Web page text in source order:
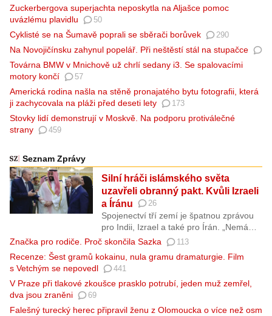
v atmosféře energie dostatek, bude
chybět „spouštěč“, vysvětlují
meteorologové.
Zuckerbergova superjachta neposkytla na Aljašce pomoc
uvázlému plavidlu
50
Cyklisté se na Šumavě poprali se sběrači borůvek 290
Na Novojičínsku zahynul popelář. Při neštěstí stál na stupačce
Továrna BMW v Mnichově už chrlí sedany i3. Se spalovacími
motory končí
57
Americká rodina našla na stěně pronajatého bytu fotografii, která
ji zachycovala na pláži před deseti lety
173
Stovky lidí demonstrují v Moskvě. Na podporu protiválečné
strany
459
Seznam Zprávy
Silní hráči islámského světa
uzavřeli obranný pakt. Kvůli Izraeli
a Íránu
26
Spojenectví tří zemí je špatnou zprávou
pro Indii, Izrael a také pro Írán. „Nemáme
důvod se toho obávat,“ zní z Teheránu.
Značka pro rodiče. Proč skončila Sazka 113
Recenze: Šest gramů kokainu, nula gramu dramaturgie. Film
s Vetchým se nepovedl
441
V Praze při tlakové zkoušce prasklo potrubí, jeden muž zemřel,
dva jsou zraněni
69
Falešný turecký herec připravil ženu z Olomoucka o více než osm